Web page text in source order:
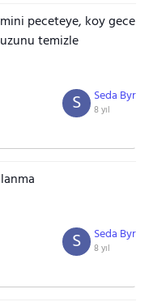
peceteye, koy gece
temizle
Seda Byr
8 yıl
S
Seda Byr
8 yıl
S